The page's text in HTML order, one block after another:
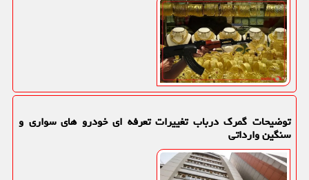
توضیحات گمرک درباب تغییرات تعرفه ای خودرو های سواری و
سنگین وارداتی